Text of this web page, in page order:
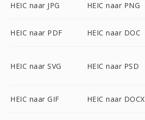
HEIC naar JPG HEIC naar PNG
HEIC naar PDF HEIC naar DOC
HEIC naar SVG HEIC naar PSD
HEIC naar GIF HEIC naar DOCX